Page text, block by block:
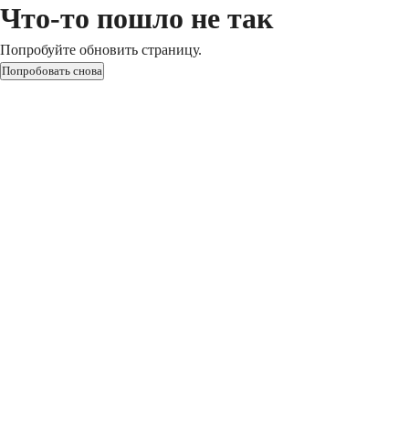
Что-то пошло не так
Попробуйте обновить страницу.
Попробовать снова